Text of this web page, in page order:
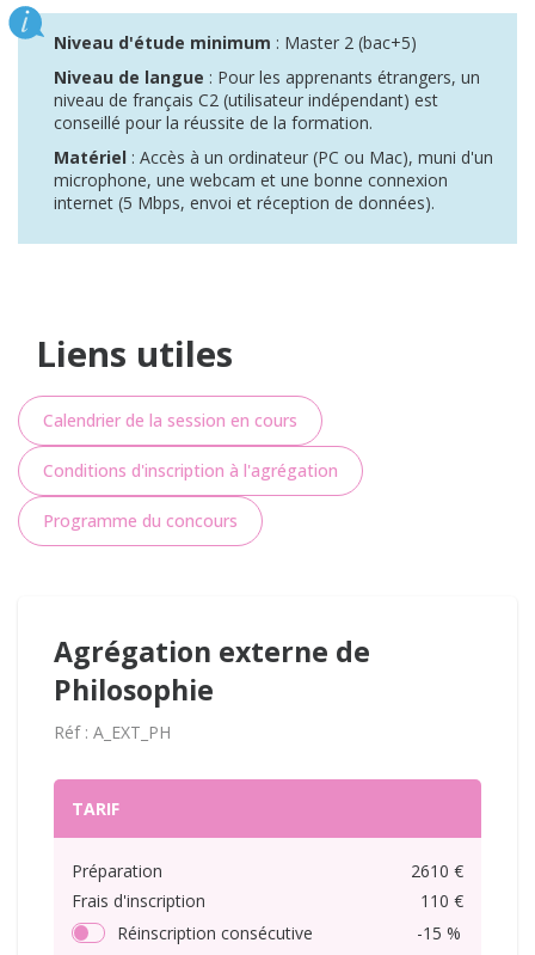
Niveau d'étude minimum : Master 2 (bac+5)
Niveau de langue : Pour les apprenants étrangers, un
niveau de français C2 (utilisateur indépendant) est
conseillé pour la réussite de la formation.
Matériel : Accès à un ordinateur (PC ou Mac), muni d'un
microphone, une webcam et une bonne connexion
internet (5 Mbps, envoi et réception de données).
Liens utiles
Calendrier de la session en cours
Conditions d'inscription à l'agrégation
Programme du concours
Agrégation externe de
Philosophie
Réf : A_EXT_PH
TARIF
Préparation
2610 €
Frais d'inscription
110 €
Réinscription consécutive
-15 %